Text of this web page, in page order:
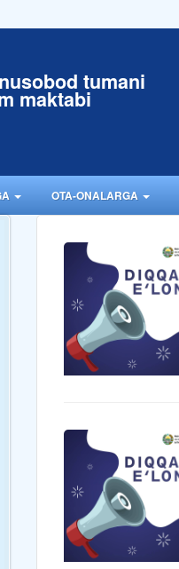
tumani
maktabi
OTA-ONALARGA